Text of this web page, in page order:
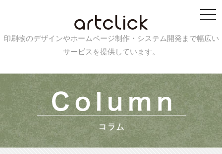
印刷物のデザインやホームページ制作・システム開発まで幅広い
サービスを提供しています。